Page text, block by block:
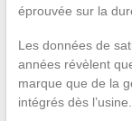
éprouvée sur la
Les données de
années révèlent
marque que de la
intégrés dès l’usine.